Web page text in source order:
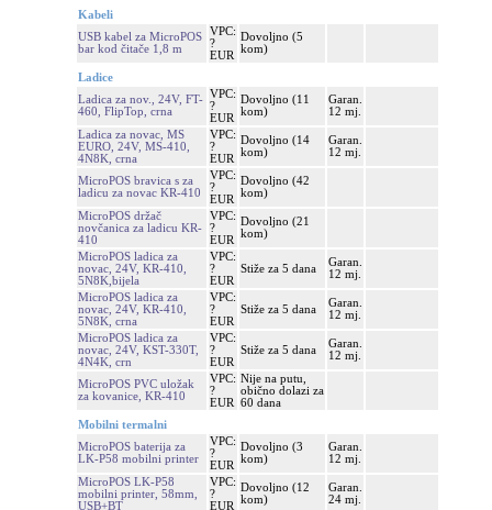
Kabeli
USB kabel za MicroPOS
bar kod čitače 1,8 m
VPC:
?
EUR
Dovoljno (5
kom)
Ladice
Ladica za nov., 24V, FT-
460, FlipTop, crna
VPC:
?
EUR
Dovoljno (11
kom)
Garan.
12 mj.
Ladica za novac, MS
EURO, 24V, MS-410,
4N8K, crna
VPC:
?
EUR
Dovoljno (14
kom)
Garan.
12 mj.
MicroPOS bravica s za
ladicu za novac KR-410
VPC:
?
EUR
Dovoljno (42
kom)
MicroPOS držač
novčanica za ladicu KR-
410
VPC:
?
EUR
Dovoljno (21
kom)
MicroPOS ladica za
novac, 24V, KR-410,
5N8K,bijela
VPC:
?
EUR
Stiže za 5 dana
Garan.
12 mj.
MicroPOS ladica za
novac, 24V, KR-410,
5N8K, crna
VPC:
?
EUR
Stiže za 5 dana
Garan.
12 mj.
MicroPOS ladica za
novac, 24V, KST-330T,
4N4K, crn
VPC:
?
EUR
Stiže za 5 dana
Garan.
12 mj.
MicroPOS PVC uložak
za kovanice, KR-410
VPC:
?
EUR
Nije na putu,
obično dolazi za
60 dana
Mobilni termalni
MicroPOS baterija za
LK-P58 mobilni printer
VPC:
?
EUR
Dovoljno (3
kom)
Garan.
12 mj.
MicroPOS LK-P58
mobilni printer, 58mm,
USB+BT
VPC:
?
EUR
Dovoljno (12
kom)
Garan.
24 mj.